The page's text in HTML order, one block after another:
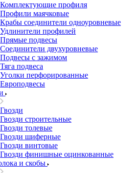
Комплектующие профиля
Профили маячковые
Крабы соединители одноуровневые
Удлинители профилей
Прямые подвесы
Соединители двухуровневые
Подвесы с зажимом
Тяга подвеса
Уголки перфорированные
Европодвесы
Гвозди
Гвозди строительные
Гвозди толевые
Гвозди шиферные
Гвозди винтовые
Гвозди финишные оцинкованные
и скобы